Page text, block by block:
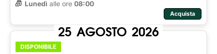
Lunedì alle ore 08:00
Acquista
25 AGOSTO 2026
DISPONIBILE